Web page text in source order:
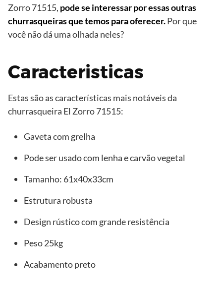
Zorro 71515, pode se interessar por essas outras
churrasqueiras que temos para oferecer.Por que
você não dá uma olhada neles?
Caracteristicas
Estas são as características mais notáveis ​​da
churrasqueira El Zorro 71515:
Gaveta com grelha
Pode ser usado com lenha e carvão vegetal
Tamanho: 61x40x33cm
Estrutura robusta
Design rústico com grande resistência
Peso 25kg
Acabamento preto